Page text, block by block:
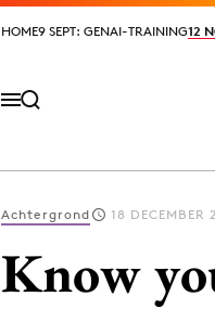
HOME9 SEPT: GENAI-TRAINING12
HOME9 SEPT: GENAI-TRAINING12
Achtergrond 18 DECEMBER
Know